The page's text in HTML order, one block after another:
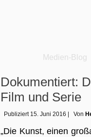
Medien-Blog
Dokumentiert:
Film und Serie
Publiziert 15. Juni 2016 Von
„Die Kunst, einen